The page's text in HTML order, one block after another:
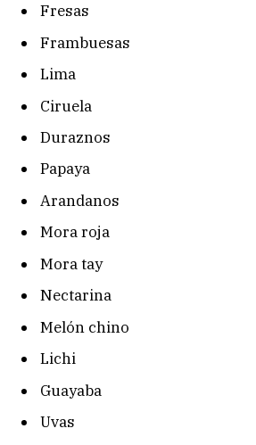
Fresas
Frambuesas
Lima
Ciruela
Duraznos
Papaya
Arandanos
Mora roja
Mora tay
Nectarina
Melón chino
Lichi
Guayaba
Uvas